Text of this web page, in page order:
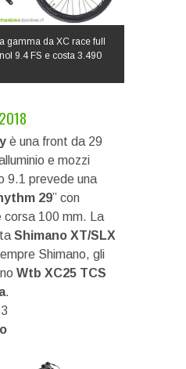
gamma da XC race full
9.4 FS e costa 3.490
è una front da 29
e mozzi
9.1 prevede una
29” con
corsa 100 mm. La
Shimano XT/SLX
Shimano, gli
Wtb XC25 TCS
.